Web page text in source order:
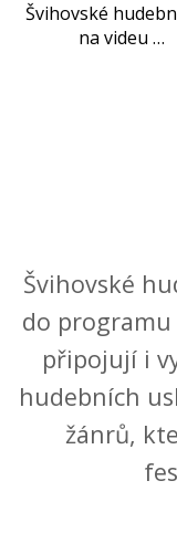
Švihovské
na videu …
Švihovské
do
připojují i
hudebních
žánrů,